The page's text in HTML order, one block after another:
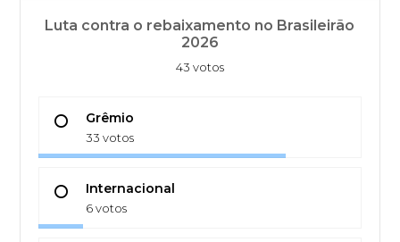
Luta contra o rebaixamento no Brasileirão
2026
43 votos
Grêmio
33 votos
Internacional
6 votos